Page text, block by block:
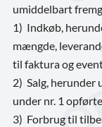
umiddelbart
1) Indkøb,
mængde,
til faktura og
2) Salg, herunder
under nr. 1 opførte.
3) Forbrug til